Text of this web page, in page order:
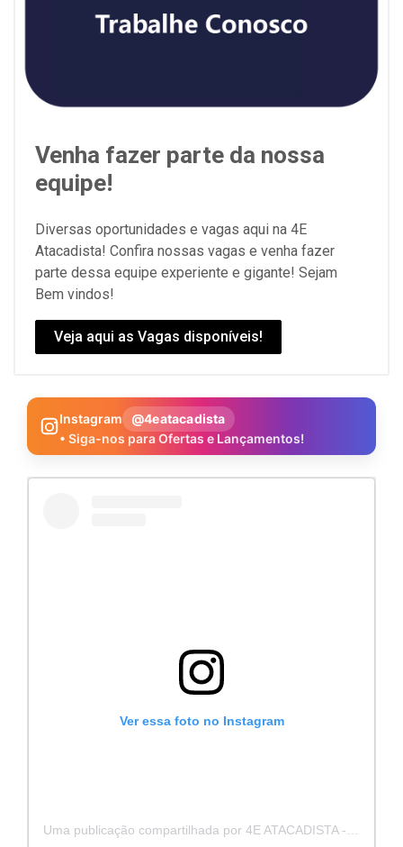
Venha fazer parte da nossa
equipe!
Diversas oportunidades e vagas aqui na 4E
Atacadista! Confira nossas vagas e venha fazer
parte dessa equipe experiente e gigante! Sejam
Bem vindos!
Veja aqui as Vagas disponíveis!
Instagram
@4eatacadista
• Siga-nos para Ofertas e Lançamentos!
Ver essa foto no Instagram